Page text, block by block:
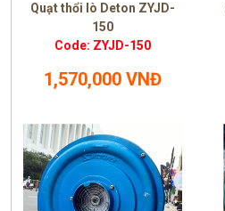
Quạt thổi lò Deton ZYJD-
150
Code: ZYJD-150
1,570,000 VNĐ